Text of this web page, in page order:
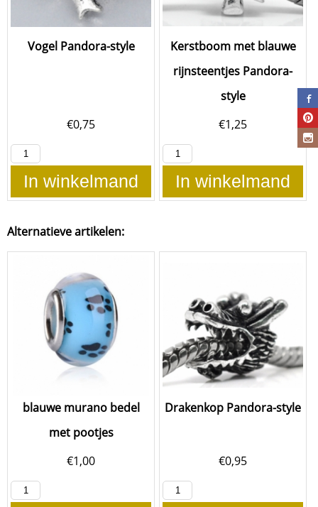
Vogel Pandora-style
€0,75
In winkelmand
Kerstboom met blauwe
rijnsteentjes Pandora-
style
€1,25
In winkelmand
Alternatieve artikelen:
blauwe murano bedel
met pootjes
€1,00
Drakenkop Pandora-style
€0,95